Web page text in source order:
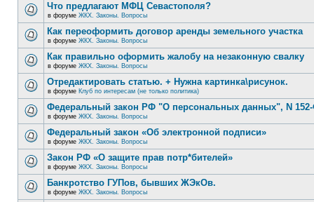
Что предлагают МФЦ Севастополя?
в форуме ЖКХ. Законы. Вопросы
Как переоформить договор аренды земельного участка
в форуме ЖКХ. Законы. Вопросы
Как правильно оформить жалобу на незаконную свалку
в форуме ЖКХ. Законы. Вопросы
Отредактировать статью. + Нужна картинка\рисунок.
в форуме Клуб по интересам (не только политика)
Федеральный закон РФ "О персональных данных", N
в форуме ЖКХ. Законы. Вопросы
Федеральный закон «Об электронной подписи»
в форуме ЖКХ. Законы. Вопросы
Закон РФ «О защите прав потр*бителей»
в форуме ЖКХ. Законы. Вопросы
Банкротство ГУПов, бывших ЖЭкОв.
в форуме ЖКХ. Законы. Вопросы